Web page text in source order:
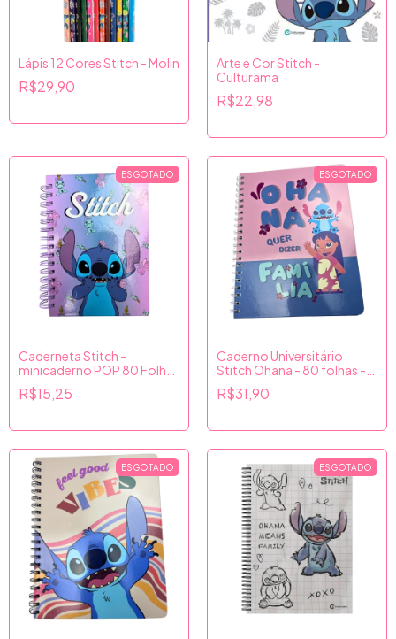
Lápis 12 Cores Stitch - Molin
R$29,90
Arte e Cor Stitch -
Culturama
R$22,98
ESGOTADO
Caderneta Stitch -
minicaderno POP 80 Folhas
- Culturama
R$15,25
ESGOTADO
Caderno Universitário
Stitch Ohana - 80 folhas -
Culturama
R$31,90
ESGOTADO ESGOTADO